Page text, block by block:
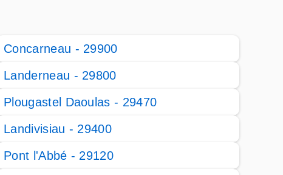
Concarneau - 29900
Landerneau - 29800
Plougastel Daoulas - 29470
Landivisiau - 29400
Pont l'Abbé - 29120